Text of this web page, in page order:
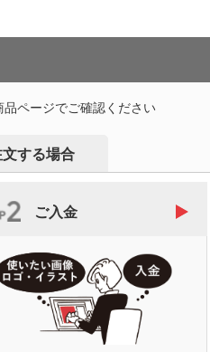
ページでご確認ください
する場合
ご入金